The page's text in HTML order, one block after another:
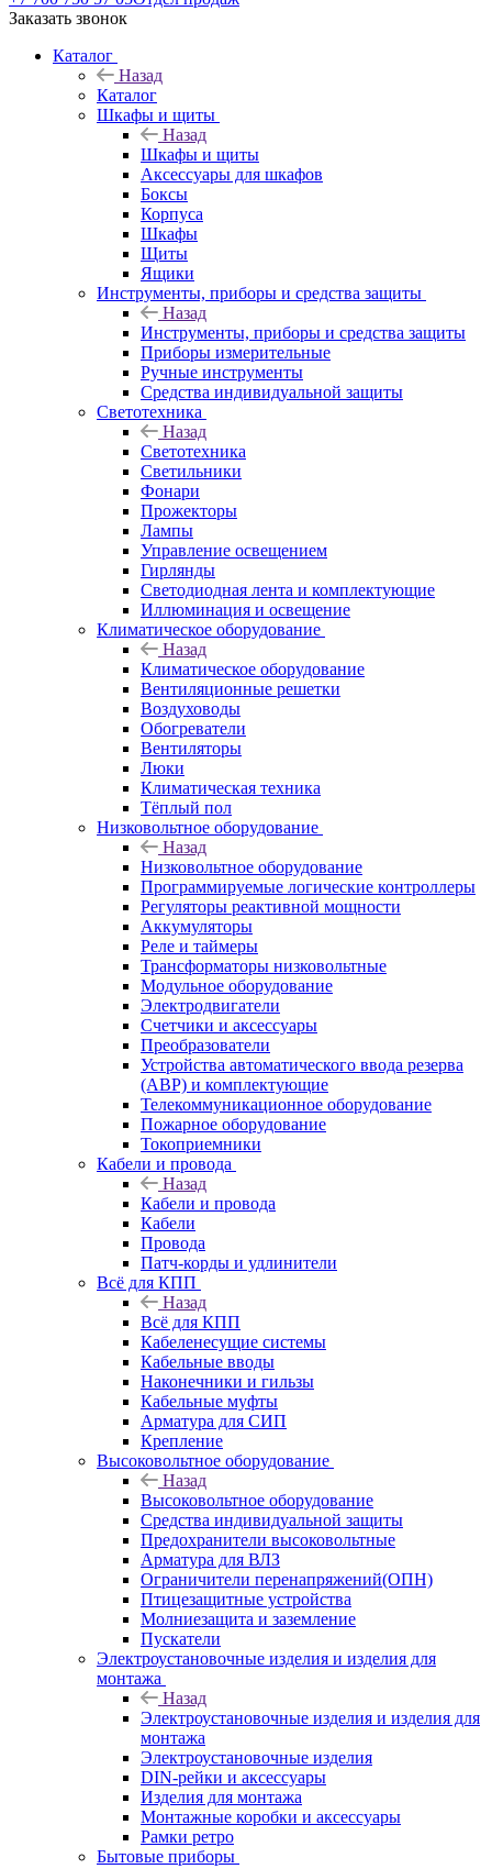
Заказать звонок
Каталог
Назад
Каталог
Шкафы и щиты
Назад
Шкафы и щиты
Аксессуары для шкафов
Боксы
Корпуса
Шкафы
Щиты
Ящики
Инструменты, приборы и средства защиты
Назад
Инструменты, приборы и средства защиты
Приборы измерительные
Ручные инструменты
Средства индивидуальной защиты
Светотехника
Назад
Светотехника
Светильники
Фонари
Прожекторы
Лампы
Управление освещением
Гирлянды
Светодиодная лента и комплектующие
Иллюминация и освещение
Климатическое оборудование
Назад
Климатическое оборудование
Вентиляционные решетки
Воздуховоды
Обогреватели
Вентиляторы
Люки
Климатическая техника
Тёплый пол
Низковольтное оборудование
Назад
Низковольтное оборудование
Программируемые логические контроллеры
Регуляторы реактивной мощности
Аккумуляторы
Реле и таймеры
Трансформаторы низковольтные
Модульное оборудование
Электродвигатели
Счетчики и аксессуары
Преобразователи
Устройства автоматического ввода резерва
(АВР) и комплектующие
Телекоммуникационное оборудование
Пожарное оборудование
Токоприемники
Кабели и провода
Назад
Кабели и провода
Кабели
Провода
Патч-корды и удлинители
Всё для КПП
Назад
Всё для КПП
Кабеленесущие системы
Кабельные вводы
Наконечники и гильзы
Кабельные муфты
Арматура для СИП
Крепление
Высоковольтное оборудование
Назад
Высоковольтное оборудование
Средства индивидуальной защиты
Предохранители высоковольтные
Арматура для ВЛЗ
Ограничители перенапряжений(ОПН)
Птицезащитные устройства
Молниезащита и заземление
Пускатели
Электроустановочные изделия и изделия для
монтажа
Назад
Электроустановочные изделия и изделия для
монтажа
Электроустановочные изделия
DIN-рейки и аксессуары
Изделия для монтажа
Монтажные коробки и аксессуары
Рамки ретро
Бытовые приборы